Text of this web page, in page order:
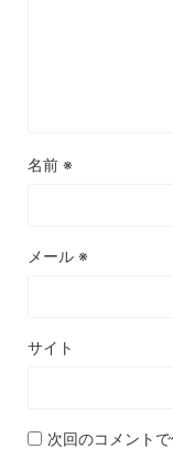
名前 ※
メール ※
サイト
次回のコメント